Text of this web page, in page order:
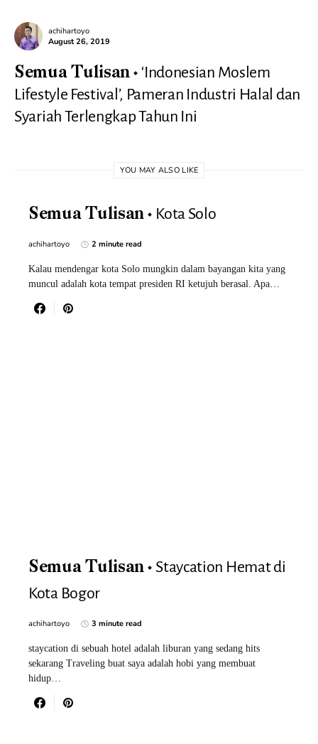
achihartoyo
August 26, 2019
Semua Tulisan
‘Indonesian Moslem
Lifestyle Festival’, Pameran Industri Halal dan
Syariah Terlengkap Tahun Ini
YOU MAY ALSO LIKE
Semua Tulisan Kota Solo
achihartoyo 2 minute read
Kalau mendengar kota Solo mungkin dalam bayangan kita yang
muncul adalah kota tempat presiden RI ketujuh berasal. Apa…
Semua Tulisan
Staycation Hemat di
Kota Bogor
achihartoyo 3 minute read
staycation di sebuah hotel adalah liburan yang sedang hits
sekarang Traveling buat saya adalah hobi yang membuat
hidup…